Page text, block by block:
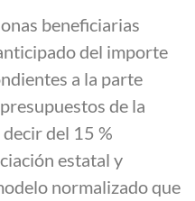
beneficiarias
del importe
a la parte
de la
del 15 %
estatal y
normalizado que